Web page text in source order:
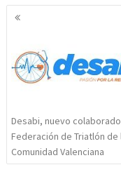
Navegación
entradas
Desabi, nuevo
Federación de Triatlón de
Comunidad Valenciana